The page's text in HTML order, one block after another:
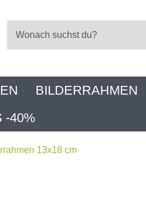
BILDERRAHMEN
-40%
13x18 cm